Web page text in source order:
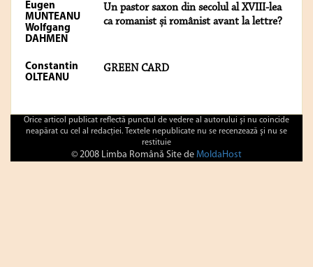
Eugen
MUNTEANU
Wolfgang
DAHMEN
Un pastor saxon din secolul al XVIII-lea
ca romanist și românist avant la lettre?
Constantin
OLTEANU
GREEN CARD
Orice articol publicat reflectă punctul de vedere al autorului şi nu coincide
neapărat cu cel al redacţiei. Textele nepublicate nu se recenzează şi nu se
restituie
© 2008 Limba Română Site de MoldaHost